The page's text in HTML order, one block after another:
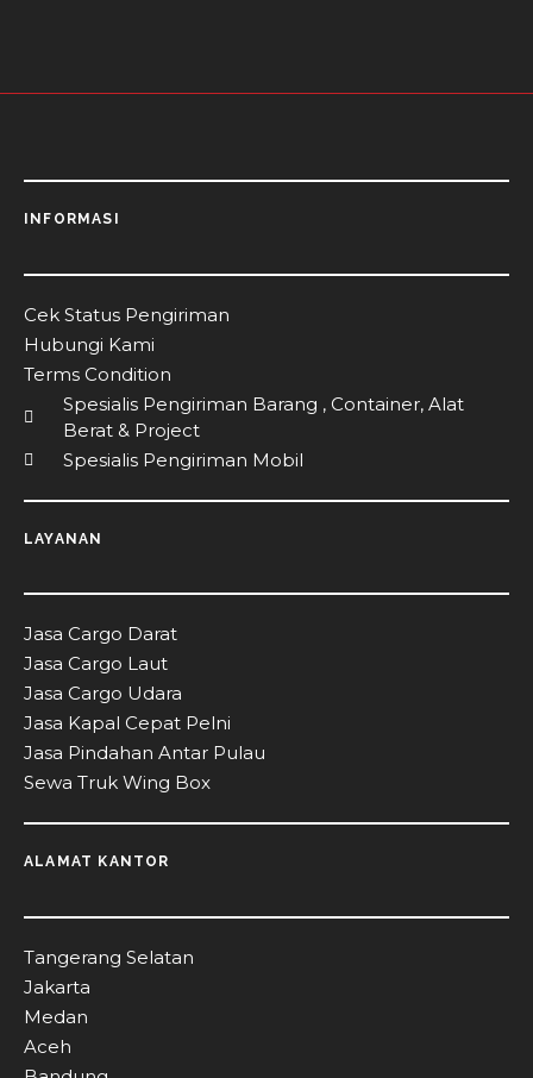
INFORMASI
Cek Status Pengiriman
Hubungi Kami
Terms Condition
Spesialis Pengiriman Barang , Container, Alat
Berat & Project
Spesialis Pengiriman Mobil
LAYANAN
Jasa Cargo Darat
Jasa Cargo Laut
Jasa Cargo Udara
Jasa Kapal Cepat Pelni
Jasa Pindahan Antar Pulau
Sewa Truk Wing Box
ALAMAT KANTOR
Tangerang Selatan
Jakarta
Medan
Aceh